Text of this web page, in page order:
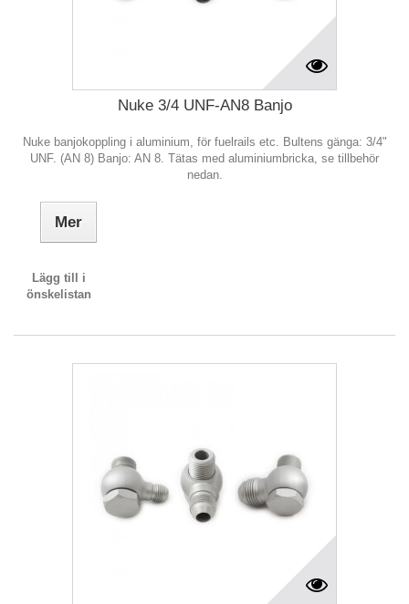
Nuke 3/4 UNF-AN8 Banjo
Nuke banjokoppling i aluminium, för fuelrails etc. Bultens gänga: 3/4"
UNF. (AN 8) Banjo: AN 8. Tätas med aluminiumbricka, se tillbehör
nedan.
Mer
Lägg till i
önskelistan